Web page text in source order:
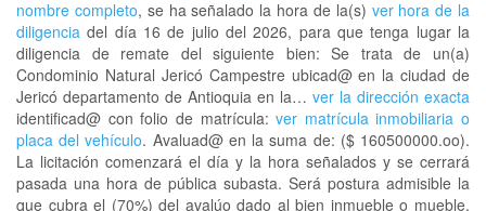
nombre completo, se ha señalado la hora de la(s) ver hora de la
diligencia del día 16 de julio del 2026, para que tenga lugar la
diligencia de remate del siguiente bien: Se trata de un(a)
Condominio Natural Jericó Campestre ubicad@ en la ciudad de
Jericó departamento de Antioquia en la… ver la dirección exacta
identificad@ con folio de matrícula:ver matrícula inmobiliaria o
placa del vehículo. Avaluad@ en la suma de: ($ 160500000.oo).
La licitación comenzará el día y la hora señalados y se cerrará
pasada una hora de pública subasta. Será postura admisible la
que cubra el (70%) del avalúo dado al bien inmueble o mueble,